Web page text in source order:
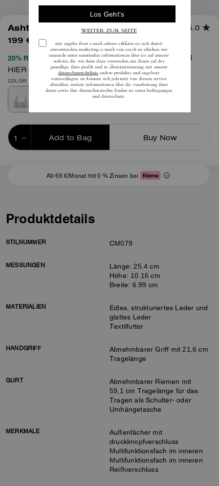
Ashton Tasche 5.0
199 € 375 €
20% RABATT BEIM CHECKOUT VOLLSTÄNDIGE AGB
HIER
COLOR: Silber/Kreide
Add to Bag Buy Now
Ab 66 €/Monat mit 0 % Zinsen bei
Produktdetails
STILNUMMER CM079
MESSUNGEN
Länge: 25.4 cm
Höhe: 10.16 cm
Breite: 6.99 cm
MATERIALIEN
Edles, strukturiertes Leder und
glattes Leder
Textilfutter
HANDGRIFF
Abnehmbarer Griff mit 21,6 cm
Tragelänge
GURT
Abnehmbarer Riemen mit
59,1 cm Tragelänge für das
Tragen als Schulter- oder
Umhängetasche
MERKMALE
Außenfächer mit
druckknopfverschluss
Multifunktionsfach im inneren
Multifunktionsfach im inneren
Reißverschluss